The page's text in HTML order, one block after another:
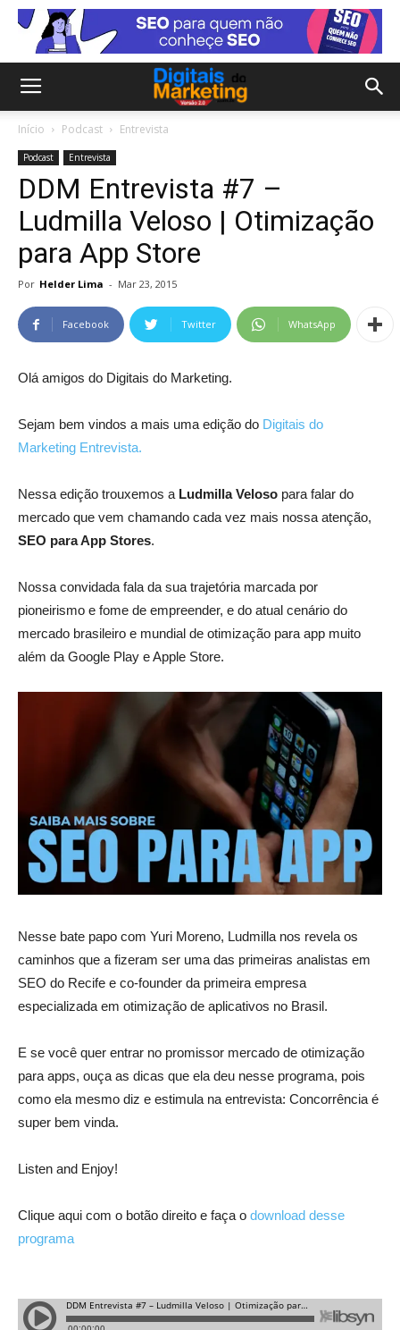
Início Podcast Entrevista
Podcast Entrevista
DDM Entrevista #7 –
Ludmilla Veloso | Otimização
para App Store
Por Helder Lima - Mar 23, 2015
Facebook Twitter WhatsApp
Olá amigos do Digitais do Marketing.
Sejam bem vindos a mais uma edição do Digitais do
Marketing Entrevista.
Nessa edição trouxemos a Ludmilla Veloso para falar do
mercado que vem chamando cada vez mais nossa atenção,
SEO para App Stores.
Nossa convidada fala da sua trajetória marcada por
pioneirismo e fome de empreender, e do atual cenário do
mercado brasileiro e mundial de otimização para app muito
além da Google Play e Apple Store.
Nesse bate papo com Yuri Moreno, Ludmilla nos revela os
caminhos que a fizeram ser uma das primeiras analistas em
SEO do Recife e co-founder da primeira empresa
especializada em otimização de aplicativos no Brasil.
E se você quer entrar no promissor mercado de otimização
para apps, ouça as dicas que ela deu nesse programa, pois
como ela mesmo diz e estimula na entrevista: Concorrência é
super bem vinda.
Listen and Enjoy!
Clique aqui com o botão direito e faça o download desse
programa